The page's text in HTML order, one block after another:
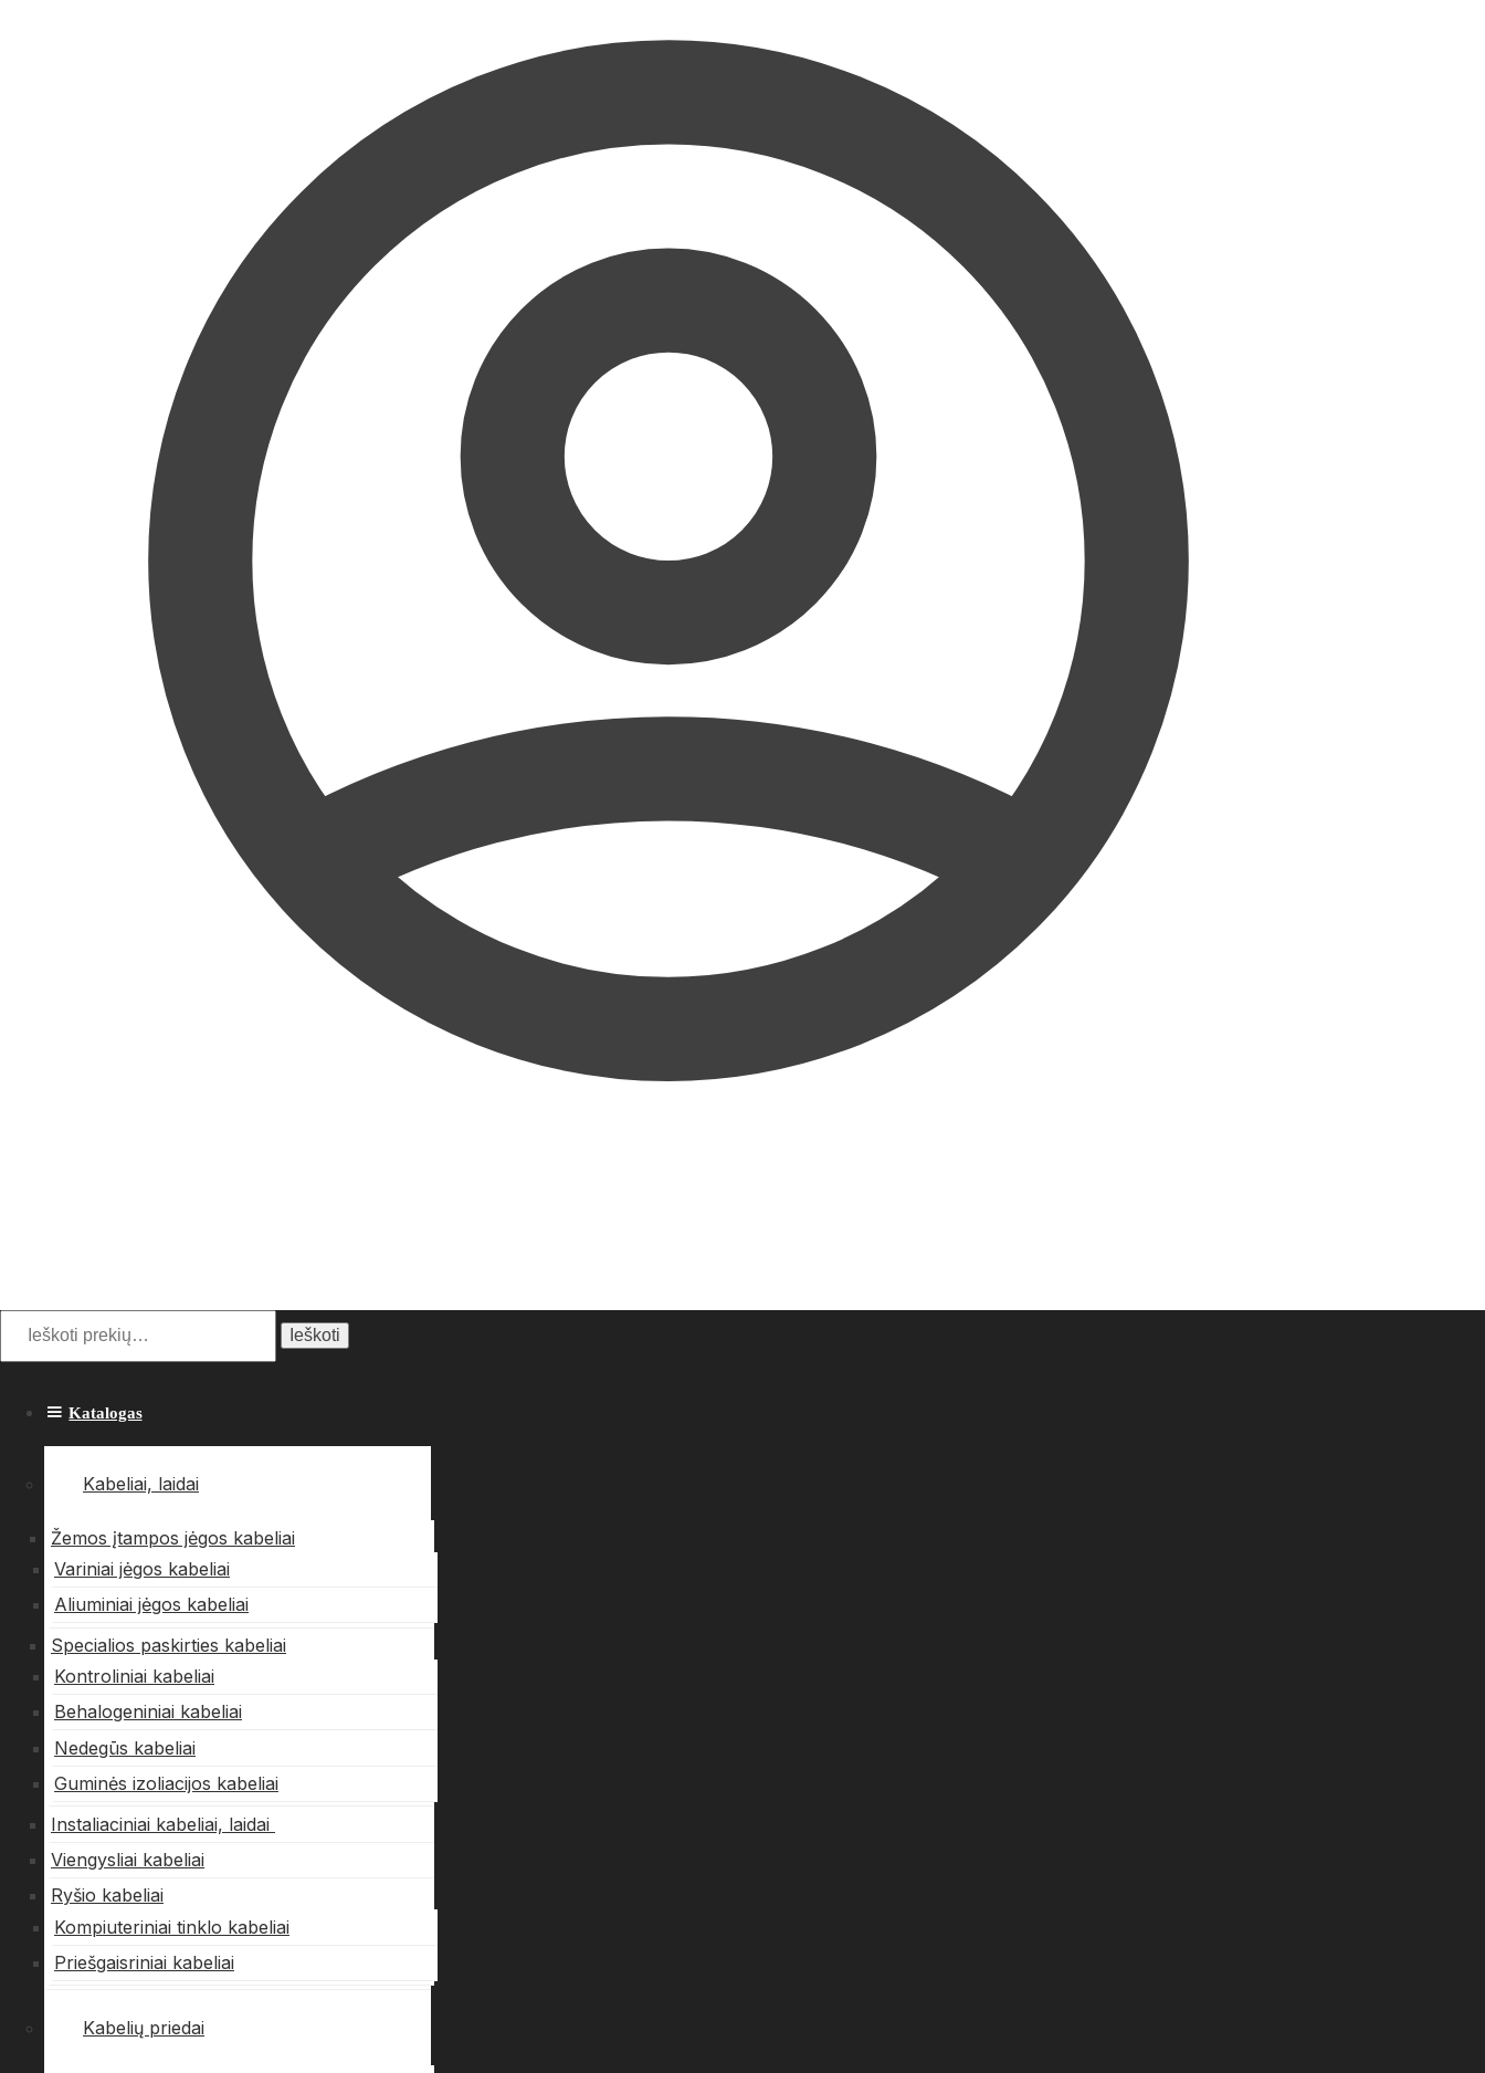
Ieškoti:
Ieškoti
Katalogas
Kabeliai, laidai
Žemos įtampos jėgos kabeliai
Variniai jėgos kabeliai
Aliuminiai jėgos kabeliai
Specialios paskirties kabeliai
Kontroliniai kabeliai
Behalogeniniai kabeliai
Nedegūs kabeliai
Guminės izoliacijos kabeliai
Instaliaciniai kabeliai, laidai
Viengysliai kabeliai
Ryšio kabeliai
Kompiuteriniai tinklo kabeliai
Priešgaisriniai kabeliai
Kabelių priedai